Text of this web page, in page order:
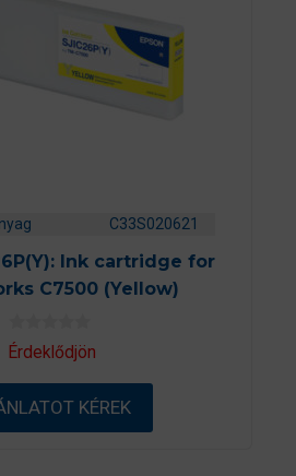
C33S020621
Ink cartridge for
C7500 (Yellow)
0
a
-
ő
Érdeklődjön
KÉREK